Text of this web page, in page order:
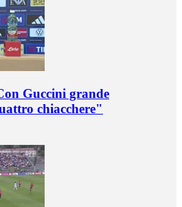
Guccini grande
chiacchere"